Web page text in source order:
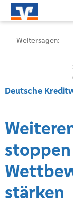
Weitersagen:
Deutsche
stärken